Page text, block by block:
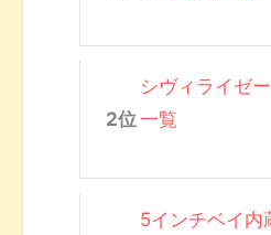
シヴィライゼ
一覧
5インチベイ内